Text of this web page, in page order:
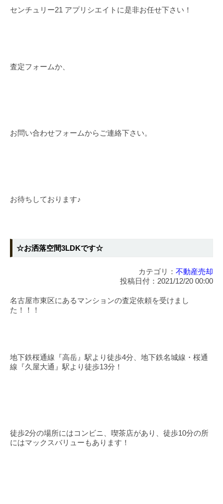
センチュリー21 アプリシエイトに是非お任せ下さい！
査定フォームか、
お問い合わせフォームからご連絡下さい。
お待ちしております♪
☆お洒落空間3LDKです☆
カテゴリ： 不動産売却
投稿日付：2021/12/20 00:00
名古屋市東区にあるマンションの査定依頼を受けまし
た！！！
地下鉄桜通線『高岳』駅より徒歩4分、地下鉄名城線・桜通
線『久屋大通』駅より徒歩13分！
徒歩2分の場所にはコンビニ、喫茶店があり、徒歩10分の所
にはマックスバリューもあります！